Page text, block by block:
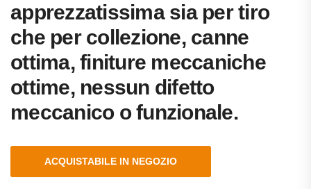
apprezzatissima sia per tiro
che per collezione, canne
ottima, finiture meccaniche
ottime, nessun difetto
meccanico o funzionale.
ACQUISTABILE IN NEGOZIO